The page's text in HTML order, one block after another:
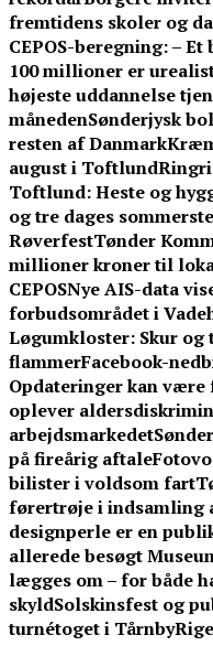
fremtidens skoler og
CEPOS-beregning: –
100 millioner er
højeste uddannelse
månedenSønderjysk
resten af Danmark
august i Toftlund
Toftlund: Heste og
og tre dages
RøverfestTønder
millioner kroner til
CEPOSNye AIS-data
forbudsområdet i
Løgumkloster: Skur og
flammerFacebook-
Opdateringer kan være
oplever
arbejdsmarkedet
på fireårig aftale
bilister i voldsom fart
førertrøje i indsamling
designperle er en
allerede besøgt
lægges om – for både
skyldSolskinsfest og
turnétoget i Tårnby